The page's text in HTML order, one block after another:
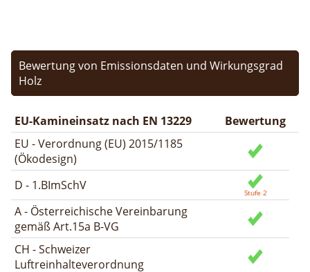
Bewertung von Emissionsdaten und Wirkungsgrad
Holz
EU-Kamineinsatz nach EN 13229
Bewertung
EU - Verordnung (EU) 2015/1185
(Ökodesign)
D - 1.BImSchV
A - Österreichische Vereinbarung
gemäß Art.15a B-VG
CH - Schweizer
Luftreinhalteverordnung